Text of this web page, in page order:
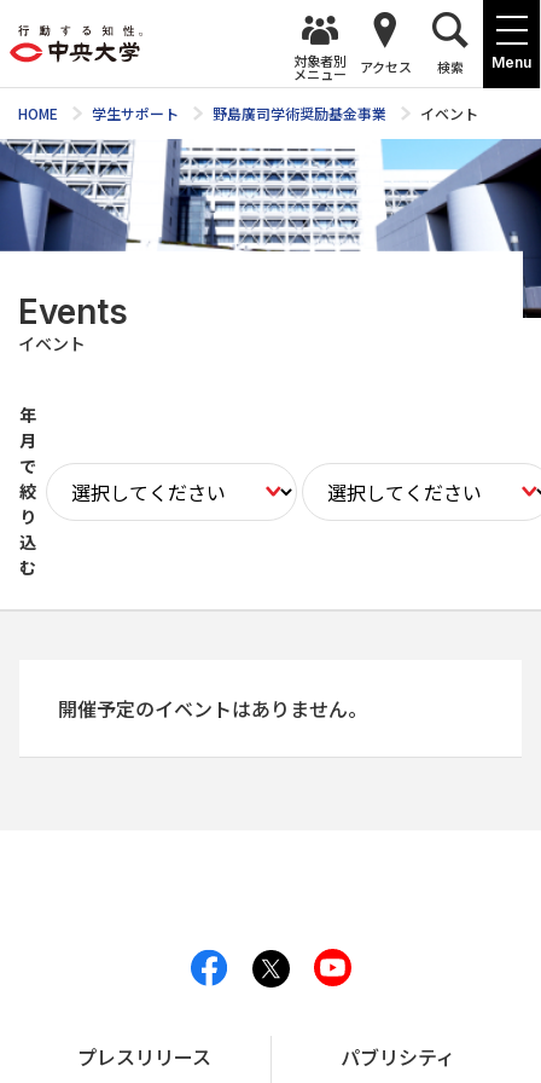
Menu
対象者別
メニュー アクセス 検索
HOME 学生サポート 野島廣司学術奨励基金事業 イベント
Events
イベント
年
月
で
絞
り
込
む
開催予定のイベントはありません。
プレスリリース
パブリシティ